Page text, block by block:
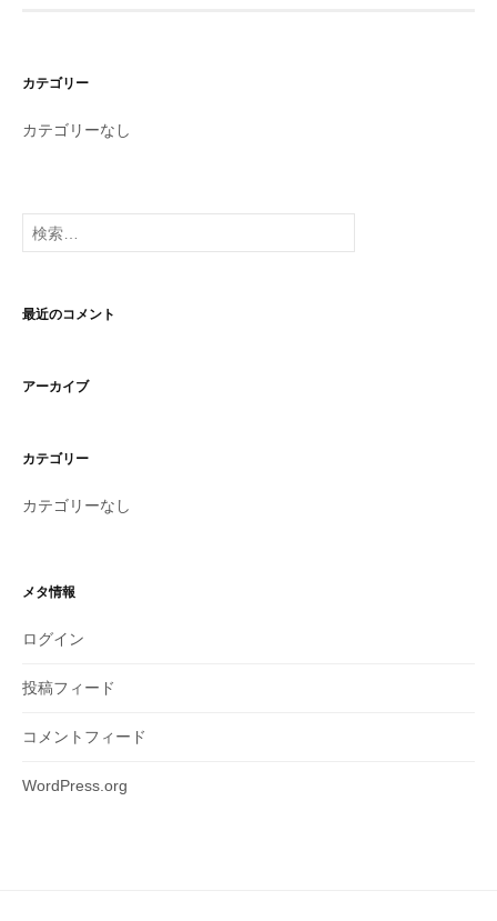
カテゴリー
カテゴリーなし
検
索:
最近のコメント
アーカイブ
カテゴリー
カテゴリーなし
メタ情報
ログイン
投稿フィード
コメントフィード
WordPress.org